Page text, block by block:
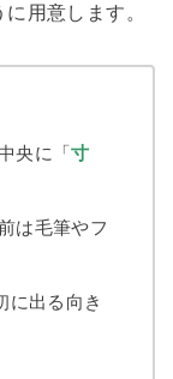
用意します。
央に「寸
は毛筆やフ
に出る向き